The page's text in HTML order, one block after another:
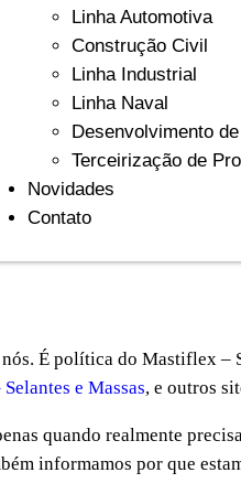
Linha Automotiva
Construção Civil
Linha Industrial
Linha Naval
Desenvolvimento
Terceirização de
Novidades
Contato
É política do Mastiflex –
e Massas, e outros
quando realmente
informamos por que